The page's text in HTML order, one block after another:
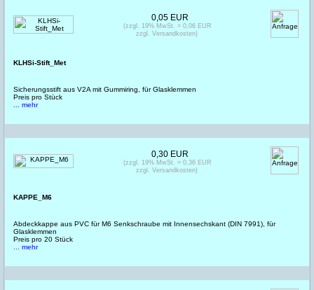
KLHSi-Stift_Met
Sicherungsstift aus V2A mit Gummiring, für Glasklemmen
Preis pro Stück
... mehr
0,05 EUR
(zzgl. 19% MwSt. = 0,06 EUR
zzgl. Versandkosten)
KAPPE_M6
Abdeckkappe aus PVC für M6 Senkschraube mit Innensechskant (DIN 7991), für
Glasklemmen
Preis pro 20 Stück
... mehr
0,30 EUR
(zzgl. 19% MwSt. = 0,36 EUR
zzgl. Versandkosten)